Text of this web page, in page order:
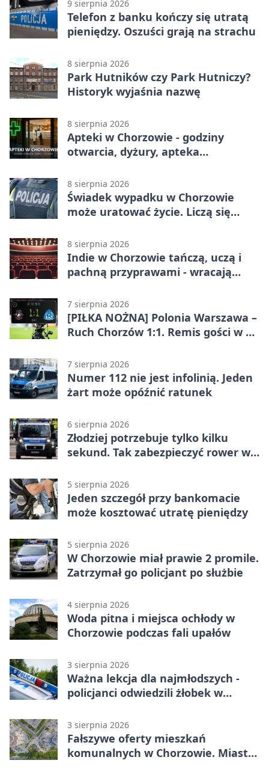
9 sierpnia 2026
Telefon z banku kończy się utratą
pieniędzy. Oszuści grają na strachu
8 sierpnia 2026
Park Hutników czy Park Hutniczy?
Historyk wyjaśnia nazwę
8 sierpnia 2026
Apteki w Chorzowie - godziny
otwarcia, dyżury, apteka
8 sierpnia 2026
Świadek wypadku w Chorzowie
może uratować życie. Liczą się
8 sierpnia 2026
Indie w Chorzowie tańczą, uczą i
pachną przyprawami - wracają
7 sierpnia 2026
[PIŁKA NOŻNA] Polonia Warszawa –
Ruch Chorzów 1:1. Remis gości w 3.
7 sierpnia 2026
Numer 112 nie jest infolinią. Jeden
żart może opóźnić ratunek
6 sierpnia 2026
Złodziej potrzebuje tylko kilku
sekund. Tak zabezpieczyć rower w
5 sierpnia 2026
Jeden szczegół przy bankomacie
może kosztować utratę pieniędzy
5 sierpnia 2026
W Chorzowie miał prawie 2 promile.
Zatrzymał go policjant po służbie
4 sierpnia 2026
Woda pitna i miejsca ochłody w
Chorzowie podczas fali upałów
3 sierpnia 2026
Ważna lekcja dla najmłodszych -
policjanci odwiedzili żłobek w
3 sierpnia 2026
Fałszywe oferty mieszkań
komunalnych w Chorzowie. Miasto